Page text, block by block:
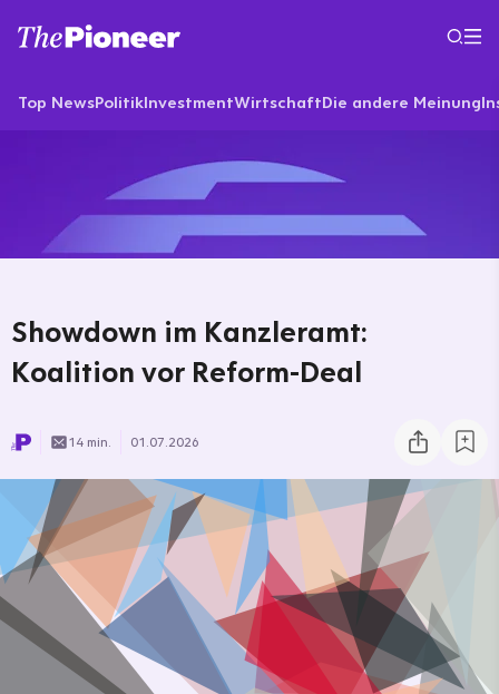
Top NewsPolitikInvestmentWirtschaftDie andere Meinung
Showdown im Kanzleramt:
Koalition vor Reform-Deal
14 min. 01.07.2026